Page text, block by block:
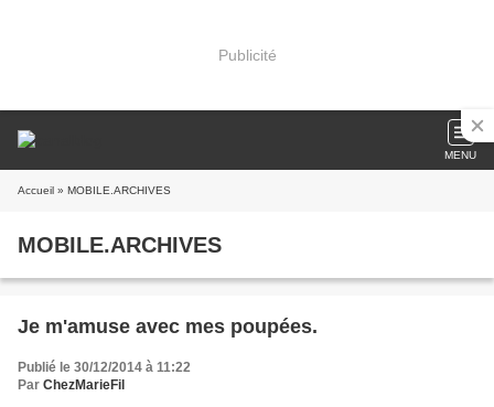
Publicité
MENU
Accueil » MOBILE.ARCHIVES
MOBILE.ARCHIVES
Je m'amuse avec mes poupées.
Publié le 30/12/2014 à 11:22
Par ChezMarieFil